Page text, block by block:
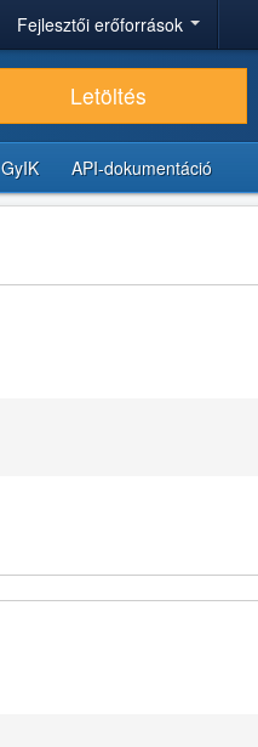
Fejlesztői erőforrások
Letöltés
GyIK API-dokumentáció